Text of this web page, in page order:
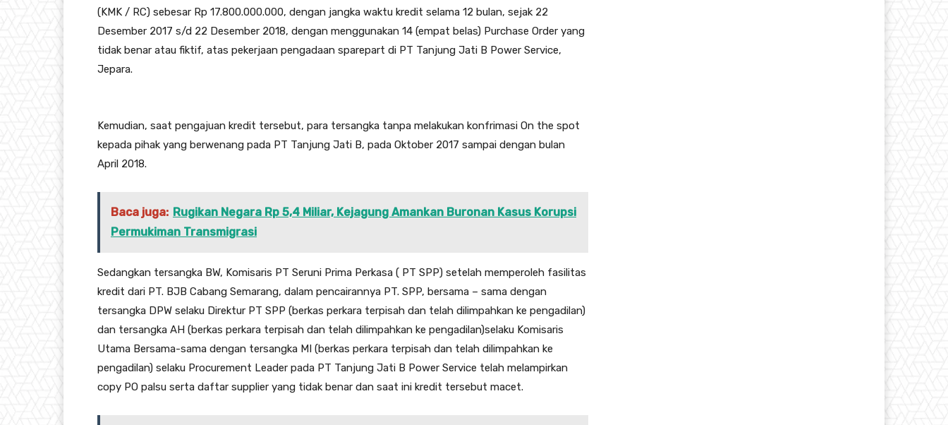
(KMK / RC) sebesar Rp 17.800.000.000, dengan jangka waktu kredit selama 12 bulan, sejak 22
Desember 2017 s/d 22 Desember 2018, dengan menggunakan 14 (empat belas) Purchase Order yang
tidak benar atau fiktif, atas pekerjaan pengadaan sparepart di PT Tanjung Jati B Power Service,
Jepara.
Kemudian, saat pengajuan kredit tersebut, para tersangka tanpa melakukan konfrimasi On the spot
kepada pihak yang berwenang pada PT Tanjung Jati B, pada Oktober 2017 sampai dengan bulan
April 2018.
Baca juga: Rugikan Negara Rp 5,4 Miliar, Kejagung Amankan Buronan Kasus Korupsi
Permukiman Transmigrasi
Sedangkan tersangka BW, Komisaris PT Seruni Prima Perkasa ( PT SPP) setelah memperoleh fasilitas
kredit dari PT. BJB Cabang Semarang, dalam pencairannya PT. SPP, bersama – sama dengan
tersangka DPW selaku Direktur PT SPP (berkas perkara terpisah dan telah dilimpahkan ke pengadilan)
dan tersangka AH (berkas perkara terpisah dan telah dilimpahkan ke pengadilan)selaku Komisaris
Utama Bersama-sama dengan tersangka MI (berkas perkara terpisah dan telah dilimpahkan ke
pengadilan) selaku Procurement Leader pada PT Tanjung Jati B Power Service telah melampirkan
copy PO palsu serta daftar supplier yang tidak benar dan saat ini kredit tersebut macet.